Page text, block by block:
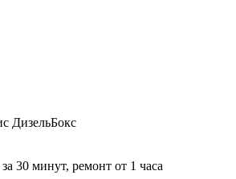
ДизельБокс
30 минут, ремонт от 1 часа